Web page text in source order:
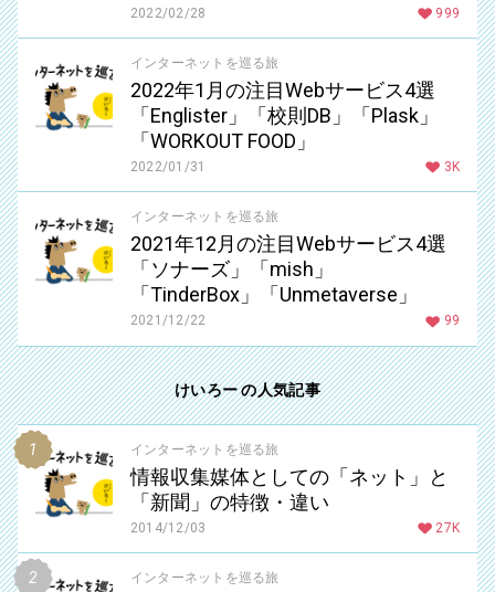
2022/02/28 999
インターネットを巡る旅
2022年1月の注目Webサービス4選
「Englister」「校則DB」「Plask」
「WORKOUT FOOD」
2022/01/31 3K
インターネットを巡る旅
2021年12月の注目Webサービス4選
「ソナーズ」「mish」
「TinderBox」「Unmetaverse」
2021/12/22 99
けいろー の人気記事
インターネットを巡る旅
情報収集媒体としての「ネット」と
「新聞」の特徴・違い
2014/12/03 27K
インターネットを巡る旅